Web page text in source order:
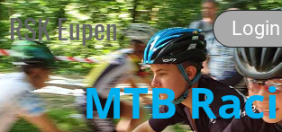
RSK Eupen Login
MTB